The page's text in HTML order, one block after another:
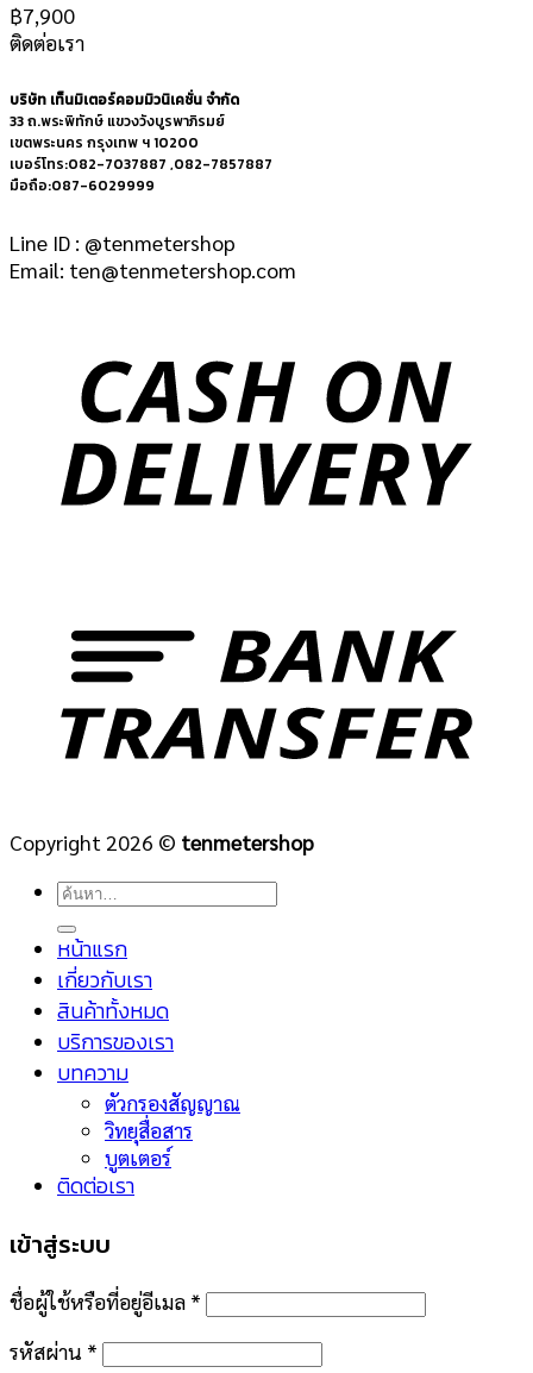
฿7,900
ติดต่อเรา
บริษัท เท็นมิเตอร์คอมมิวนิเคชั่น จำกัด
33 ถ.พระพิทักษ์ แขวงวังบูรพาภิรมย์
เขตพระนคร กรุงเทพ ฯ 10200
เบอร์โทร:082-7037887 ,082-7857887
มือถือ:087-6029999
Line ID : @tenmetershop
Email: ten@tenmetershop.com
Copyright 2026 © tenmetershop
ค้นหา:
หน้าแรก
เกี่ยวกับเรา
สินค้าทั้งหมด
บริการของเรา
บทความ
ตัวกรองสัญญาณ
วิทยุสื่อสาร
บูตเตอร์
ติดต่อเรา
เข้าสู่ระบบ
ชื่อผู้ใช้หรือที่อยู่อีเมล *
รหัสผ่าน *